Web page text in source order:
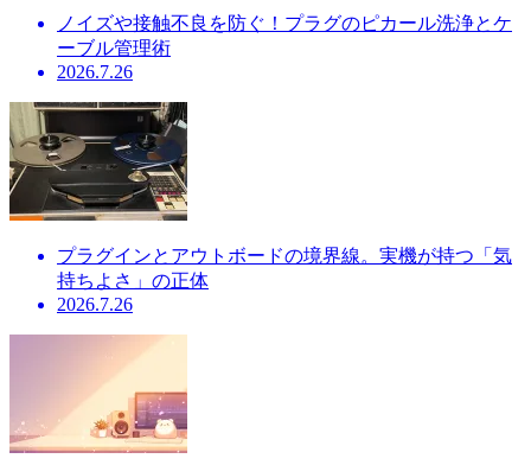
ノイズや接触不良を防ぐ！プラグのピカール洗浄とケ
ーブル管理術
2026.7.26
プラグインとアウトボードの境界線。実機が持つ「気
持ちよさ」の正体
2026.7.26